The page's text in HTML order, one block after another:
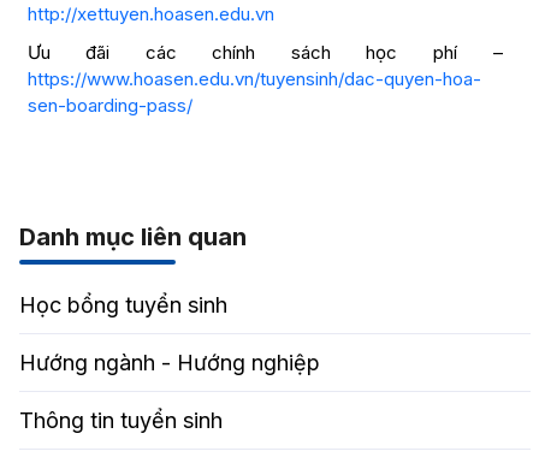
http://xettuyen.hoasen.edu.vn
Ưu đãi các chính sách học phí –
https://www.hoasen.edu.vn/tuyensinh/dac-quyen-hoa-
sen-boarding-pass/
Danh mục liên quan
Học bổng tuyển sinh
Hướng ngành - Hướng nghiệp
Thông tin tuyển sinh